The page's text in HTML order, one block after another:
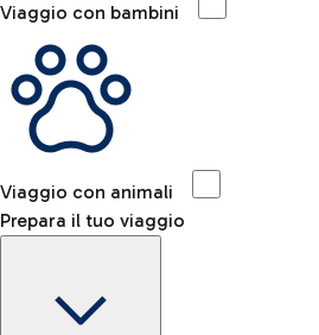
Viaggio con bambini
Viaggio con animali
Prepara il tuo viaggio